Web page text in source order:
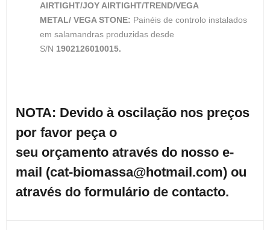
AIRTIGHT/JOY AIRTIGHT/TREND/VEGA
METAL/ VEGA STONE: Painéis de controlo instalados
em salamandras produzidas desde
S/N 1902126010015.
NOTA: Devido à oscilação nos preços
por favor peça o
seu orçamento através do nosso e-
mail (cat-biomassa@hotmail.com) ou
através do formulário de contacto.